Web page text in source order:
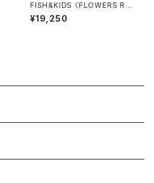
FISH&KIDS 〈FLOWERS RO
MANTIC DRESS〉
¥19,250